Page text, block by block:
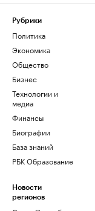
Рубрики
Политика
Экономика
Общество
Бизнес
Технологии и
медиа
Финансы
Биографии
База знаний
РБК Образование
Новости
регионов